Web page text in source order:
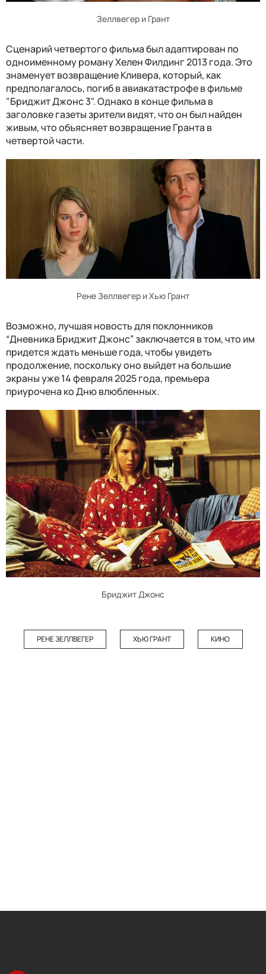
Зеллвегер и Грант
Сценарий четвертого фильма был адаптирован по
одноименному роману Хелен Филдинг 2013 года. Это
знаменует возвращение Кливера, который, как
предполагалось, погиб в авиакатастрофе в фильме
"Бриджит Джонс 3". Однако в конце фильма в
заголовке газеты зрители видят, что он был найден
живым, что объясняет возвращение Гранта в
четвертой части.
Рене Зеллвегер и Хью Грант
Возможно, лучшая новость для поклонников
“Дневника Бриджит Джонс” заключается в том, что им
придется ждать меньше года, чтобы увидеть
продолжение, поскольку оно выйдет на большие
экраны уже 14 февраля 2025 года, премьера
приурочена ко Дню влюбленных.
Бриджит Джонс
РЕНЕ ЗЕЛЛВЕГЕР ХЬЮ ГРАНТ КИНО